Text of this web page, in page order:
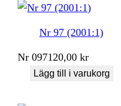
Nr 97 (2001:1)
Nr 097120,00kr
Lägg till i varukorg